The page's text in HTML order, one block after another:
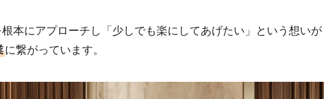
本にアプローチし「少しでも楽にしてあげたい」という想いが
に繋がっています。